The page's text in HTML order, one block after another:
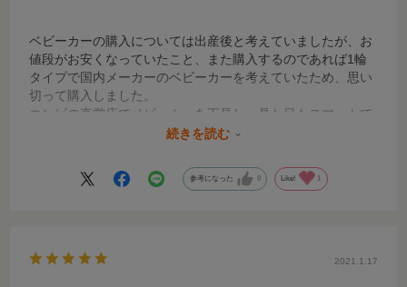
ベビーカーの購入については出産後と考えていましたが、お
値段がお安くなっていたこと、また購入するのであれば1輪
タイプで国内メーカーのベビーカーを考えていたため、思い
切って購入しました。
コンビの直営店でベビーカーを下見し、見た目もスマートで
ワンタッチで折りたためること、またハイシートで子供との
実際に使うのは少し先になりますが、今からとても楽しみで
続きを読む
参考になった 0 Like! 1
2021.1.17